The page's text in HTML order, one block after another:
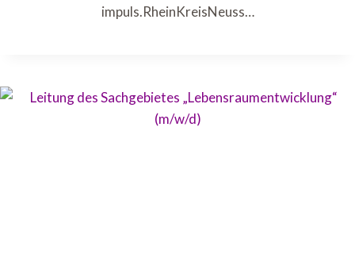
impuls.RheinKreisNeuss…